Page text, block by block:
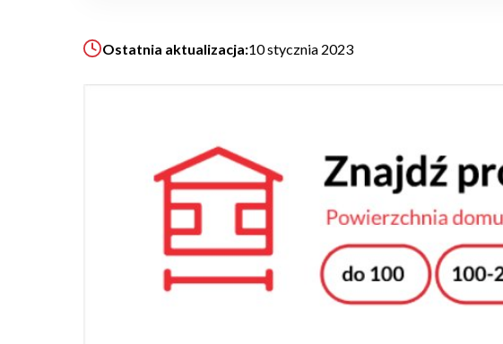
KONAKT
Ostatnia aktualizacja:10 stycznia 2023